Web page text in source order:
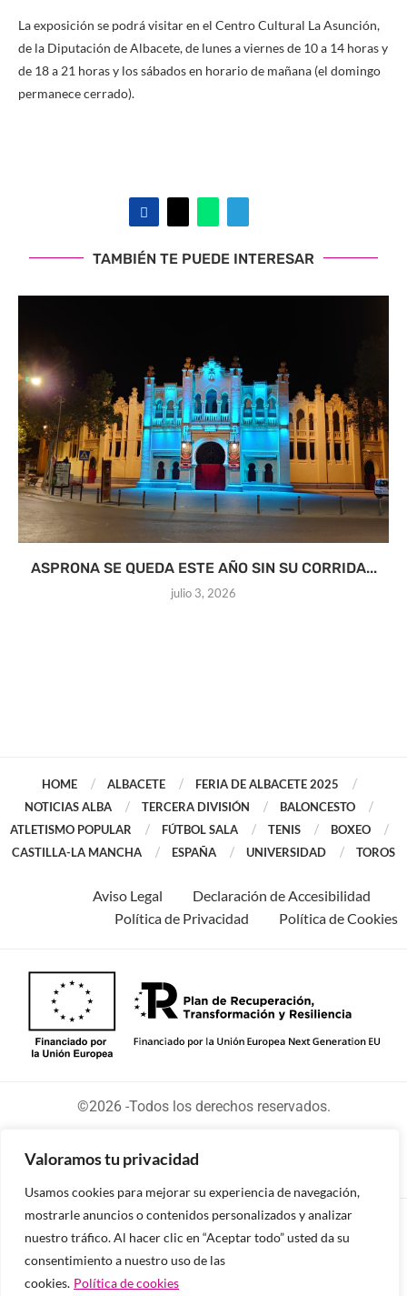
Valoramos tu privacidad
Usamos cookies para mejorar su experiencia de navegación,
mostrarle anuncios o contenidos personalizados y analizar
nuestro tráfico. Al hacer clic en “Aceptar todo” usted da su
consentimiento a nuestro uso de las
cookies. Política de cookies
La exposición se podrá visitar en el Centro Cultural La Asunción,
de la Diputación de Albacete, de lunes a viernes de 10 a 14 horas y
de 18 a 21 horas y los sábados en horario de mañana (el domingo
permanece cerrado).
TAMBIÉN TE PUEDE INTERESAR
ASPRONA SE QUEDA ESTE AÑO SIN SU CORRIDA...
julio 3, 2026
HOME ALBACETE
FERIA DE ALBACETE 2025
NOTICIAS ALBA
TERCERA DIVISIÓN
BALONCESTO
ATLETISMO POPULAR
FÚTBOL SALA TENIS
BOXEO
CASTILLA-LA MANCHA
ESPAÑA UNIVERSIDAD TOROS
Aviso Legal
Declaración de Accesibilidad
Política de Privacidad
Política de Cookies
©2026 -Todos los derechos reservados.
Diseñado y desarrollado por tu equipo Imedia
Comunicación